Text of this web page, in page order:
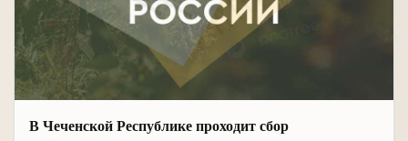
В Чеченской Республике проходит сбор